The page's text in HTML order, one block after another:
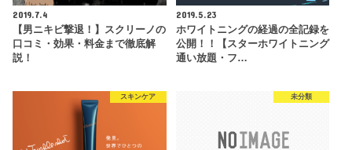
2019.7.4
【男ニキビ撃退！】スクリーノの
口コミ・効果・料金まで徹底解
説！
2019.5.23
ホワイトニングの経過の全記録を
公開！！【スターホワイトニング
通い放題・フ…
スキンケア 未分類